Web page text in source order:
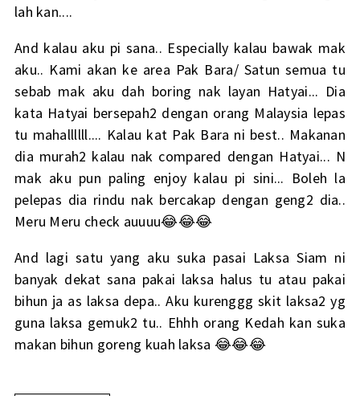
lah kan....
And kalau aku pi sana.. Especially kalau bawak mak
aku.. Kami akan ke area Pak Bara/ Satun semua tu
sebab mak aku dah boring nak layan Hatyai... Dia
kata Hatyai bersepah2 dengan orang Malaysia lepas
tu mahallllll.... Kalau kat Pak Bara ni best.. Makanan
dia murah2 kalau nak compared dengan Hatyai... N
mak aku pun paling enjoy kalau pi sini... Boleh la
pelepas dia rindu nak bercakap dengan geng2 dia..
Meru Meru check auuuu😂😂😂
And lagi satu yang aku suka pasai Laksa Siam ni
banyak dekat sana pakai laksa halus tu atau pakai
bihun ja as laksa depa.. Aku kurenggg skit laksa2 yg
guna laksa gemuk2 tu.. Ehhh orang Kedah kan suka
makan bihun goreng kuah laksa 😂😂😂